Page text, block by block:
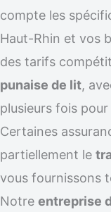
compte les
Haut-Rhin et vos
des tarifs
punaise de lit,
plusieurs fois
Certaines
partiellement le
vous fournissons
Notre entreprise